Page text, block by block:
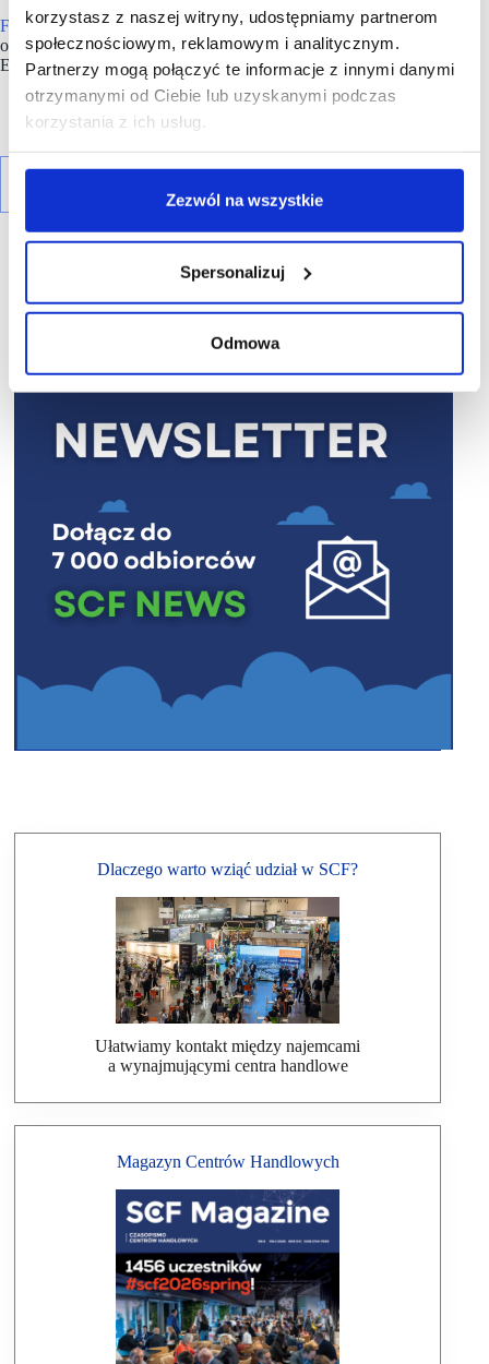
korzystasz z naszej witryny, udostępniamy partnerom
społecznościowym, reklamowym i analitycznym.
Partnerzy mogą połączyć te informacje z innymi danymi
otrzymanymi od Ciebie lub uzyskanymi podczas
korzystania z ich usług.
Zezwól na wszystkie
Spersonalizuj
Odmowa
Firma, której główna siedziba mieści się w Poznaniu, zatrudnia
obecnie ponad 31 tysięcy pracowników w 18 krajach w całej
Europie i posiada sieć ponad 3800 sklepów.
R E K L A M A
Dlaczego warto wziąć udział w SCF?
Ułatwiamy kontakt między najemcami
a wynajmującymi centra handlowe
Magazyn Centrów Handlowych